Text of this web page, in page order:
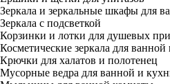
Зеркала и зеркальные шкафы для
Зеркала с подсветкой
Корзинки и лотки для душевых
Косметические зеркала для
Крючки для халатов и полотенец
Мусорные ведра для ванной и